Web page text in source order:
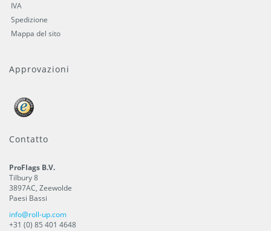
IVA
Spedizione
Mappa del sito
Approvazioni
Contatto
ProFlags B.V.
Tilbury 8
3897AC, Zeewolde
Paesi Bassi
info@roll-up.com
+31 (0) 85 401 4648